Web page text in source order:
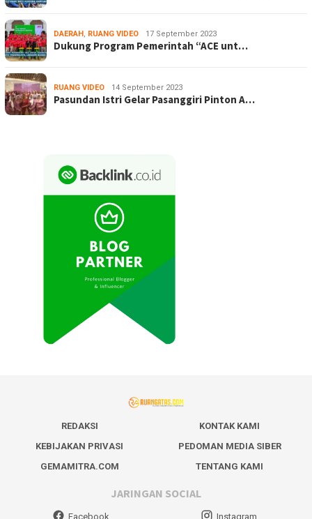
DAERAH , RUANG VIDEO 17 September 2023
Dukung Program Pemerintah “ACE unt…
RUANG VIDEO 14 September 2023
Pasundan Istri Gelar Pasanggiri Pinton A…
REDAKSI
KONTAK KAMI
KEBIJAKAN PRIVASI
PEDOMAN MEDIA SIBER
GEMAMITRA.COM
TENTANG KAMI
JARINGAN SOCIAL
Facebook Instagram